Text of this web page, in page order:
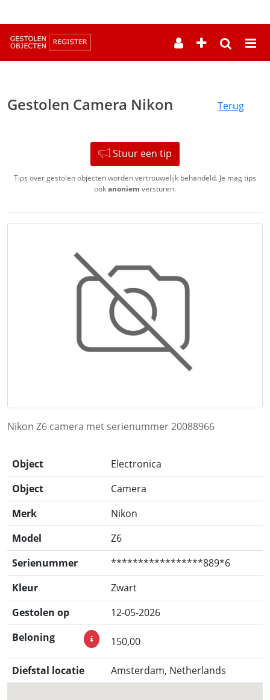
Gestolen Camera Nikon Terug
Stuur een tip
Tips over gestolen objecten worden vertrouwelijk behandeld. Je mag tips
ookanoniem versturen.
Nikon Z6 camera met serienummer 20088966
Object
Electronica
Object
Camera
Merk
Nikon
Model
Z6
Serienummer
*****************889*6
Kleur
Zwart
Gestolen op
12-05-2026
Beloning
150,00
Diefstal locatie Amsterdam, Netherlands